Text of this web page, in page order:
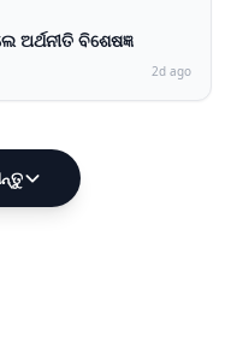
ବିଶେଷଜ୍ଞ
2d ago